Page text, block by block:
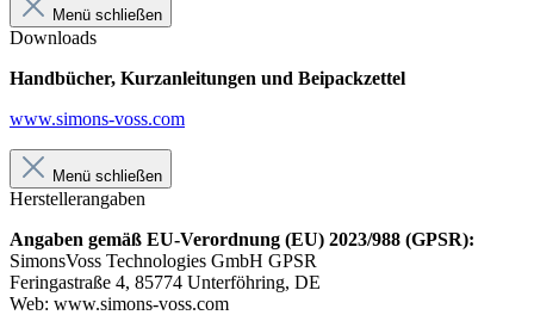
Menü schließen
Downloads
Handbücher, Kurzanleitungen und Beipackzettel
www.simons-voss.com
Menü schließen
Herstellerangaben
Angaben gemäß EU-Verordnung (EU) 2023/988 (GPSR):
SimonsVoss Technologies GmbH GPSR
Feringastraße 4, 85774 Unterföhring, DE
Web: www.simons-voss.com